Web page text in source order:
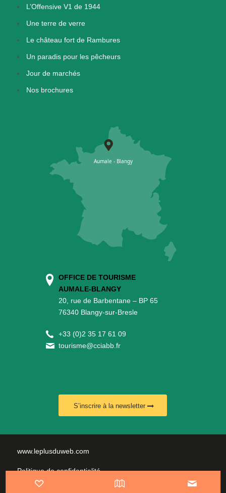
L’Offensive V1 de 1944
Une terre de verre
Le château fort de Rambures
Un paradis pour les pêcheurs
Jour de marchés
Nos brochures
OFFICE DE TOURISME
AUMALE-BLANGY
20, rue de Barbentane – BP 65
76340 Blangy-sur-Bresle
+33 (0)2 35 17 61 09
tourisme@cciabb.fr
S’inscrire à la newsletter
www.leplusduweb.com
Politique de confidentialité